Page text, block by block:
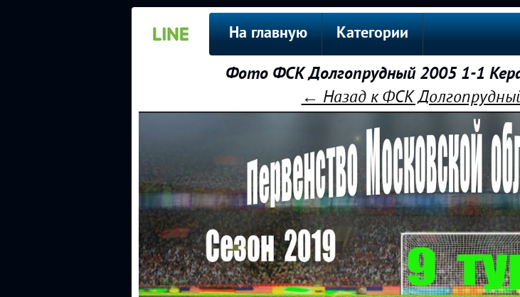
На главную Категории
Фото ФСК Долгопрудный 2005 1-1
← Назад к ФСК